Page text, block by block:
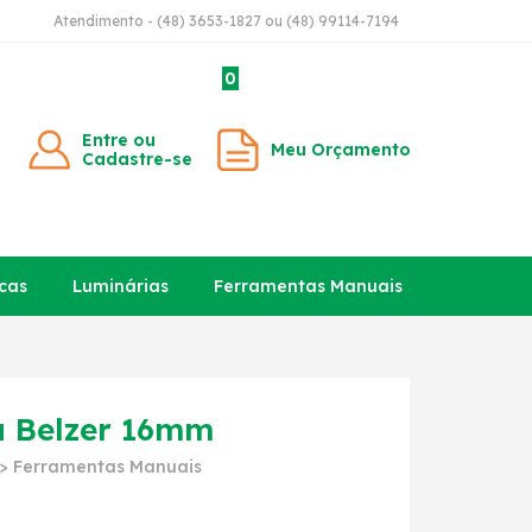
Atendimento - (48) 3653-1827 ou (48) 99114-7194
Entre ou
Cadastre-se
0
Meu Orçamento
Luminárias Ferramentas Manuais
Belzer 16mm
> Ferramentas Manuais